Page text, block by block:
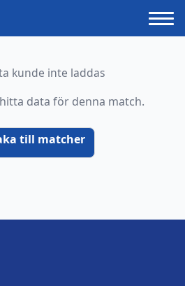
kunde inte laddas
data för denna match.
till matcher